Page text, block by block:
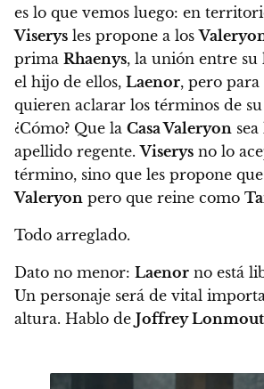
es lo que vemos luego: en
Viserys les propone a los
prima Rhaenys, la unión entre su
el hijo de ellos, Laenor, pero para
quieren aclarar los términos de su
¿Cómo? Que la Casa Valeryon
apellido regente.Viserys no lo
término, sino que les propone que
Valeryon pero que reine como
Todo arreglado.
Dato no menor: Laenor no está
Un personaje será de vital
altura. Hablo de Joffrey